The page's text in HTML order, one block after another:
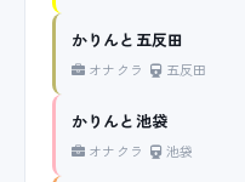
かりんと五反田
オナクラ 五反田
かりんと池袋
オナクラ 池袋